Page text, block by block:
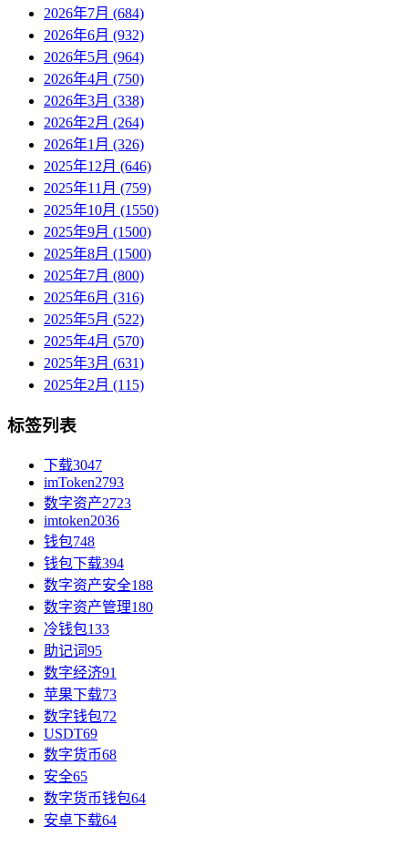
2026年7月 (684)
2026年6月 (932)
2026年5月 (964)
2026年4月 (750)
2026年3月 (338)
2026年2月 (264)
2026年1月 (326)
2025年12月 (646)
2025年11月 (759)
2025年10月 (1550)
2025年9月 (1500)
2025年8月 (1500)
2025年7月 (800)
2025年6月 (316)
2025年5月 (522)
2025年4月 (570)
2025年3月 (631)
2025年2月 (115)
标签列表
下载3047
imToken2793
数字资产2723
imtoken2036
钱包748
钱包下载394
数字资产安全188
数字资产管理180
冷钱包133
助记词95
数字经济91
苹果下载73
数字钱包72
USDT69
数字货币68
安全65
数字货币钱包64
安卓下载64